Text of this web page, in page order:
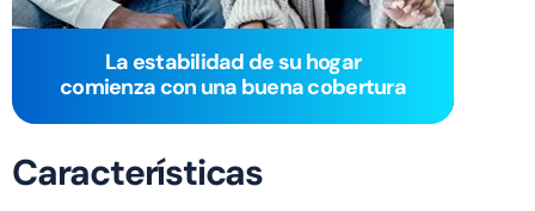
La estabilidad de su hogar
comienza con una buena cobertura
Características